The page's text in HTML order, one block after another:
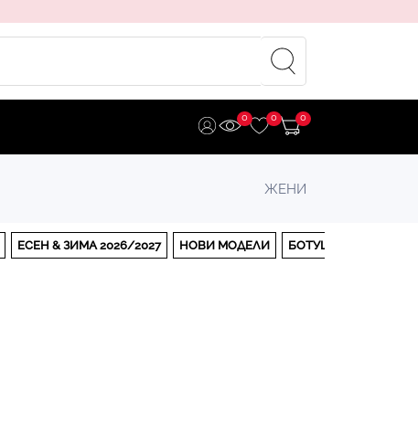
0 0 0
ЖЕНИ
ЕСЕН & ЗИМА 2026/2027 НОВИ МОДЕЛИ БОТУШИ